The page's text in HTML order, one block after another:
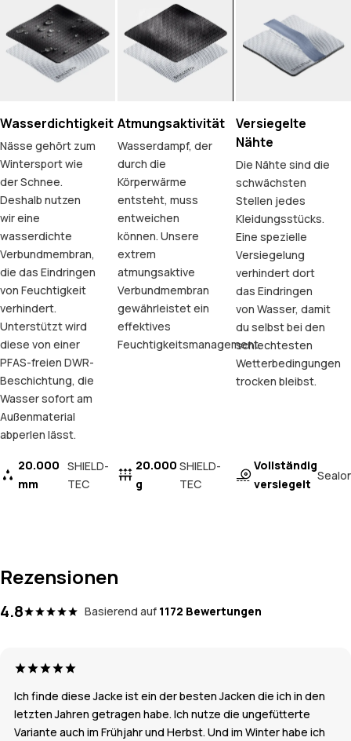
Wasserdichtigkeit
Nässe gehört zum
Wintersport wie
der Schnee.
Deshalb nutzen
wir eine
wasserdichte
Verbundmembran,
die das Eindringen
von Feuchtigkeit
verhindert.
Unterstützt wird
diese von einer
PFAS-freien DWR-
Beschichtung, die
Wasser sofort am
Außenmaterial
abperlen lässt.
20.000
mm
SHIELD-
TEC
Atmungsaktivität
Wasserdampf, der
durch die
Körperwärme
entsteht, muss
entweichen
können. Unsere
extrem
atmungsaktive
Verbundmembran
gewährleistet ein
effektives
Feuchtigkeitsmanagement.
20.000
g
SHIELD-
TEC
Versiegelte
Nähte
Die Nähte sind die
schwächsten
Stellen jedes
Kleidungsstücks.
Eine spezielle
Versiegelung
verhindert dort
das Eindringen
von Wasser, damit
du selbst bei den
schlechtesten
Wetterbedingungen
trocken bleibst.
Vollständig
versiegelt
Rezensionen
4.8 Basierend auf 1172 Bewertungen
Ich finde diese Jacke ist ein der besten Jacken die ich in den
letzten Jahren getragen habe. Ich nutze die ungefütterte
Variante auch im Frühjahr und Herbst. Und im Winter habe ich